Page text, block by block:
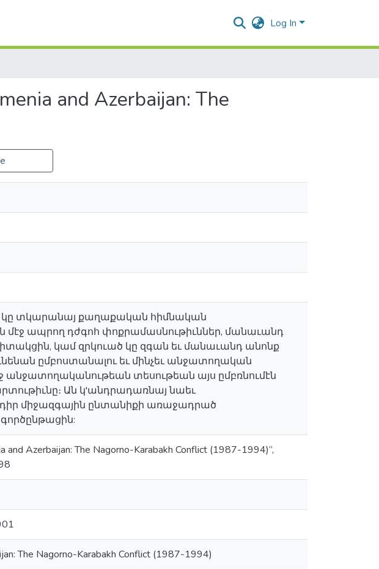
Log In
and Azerbaijan: The
կը տկարանայ քաղաքական հիմնական
ապրող դժգոհ փոքրամասնութիւններ, մանաւանդ
կամ զրկուած կը զգան եւ մանաւանդ անոնք
ըմբոստանալու եւ մինչեւ անջատողական
անջատողականութեան տեսութեան այս ըմբռնումէն
Ան կ'անդրադառնայ նաեւ
միջազգային ընտանիքի առաջադրած
and Azerbaijan: The Nagorno-Karabakh Conflict (1987-1994)”,
The Nagorno-Karabakh Conflict (1987-1994)